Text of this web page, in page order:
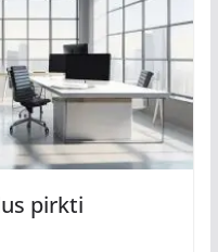
pirkti